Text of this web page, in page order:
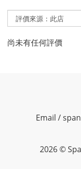
尚未有任何評價
Email /
2026 ©